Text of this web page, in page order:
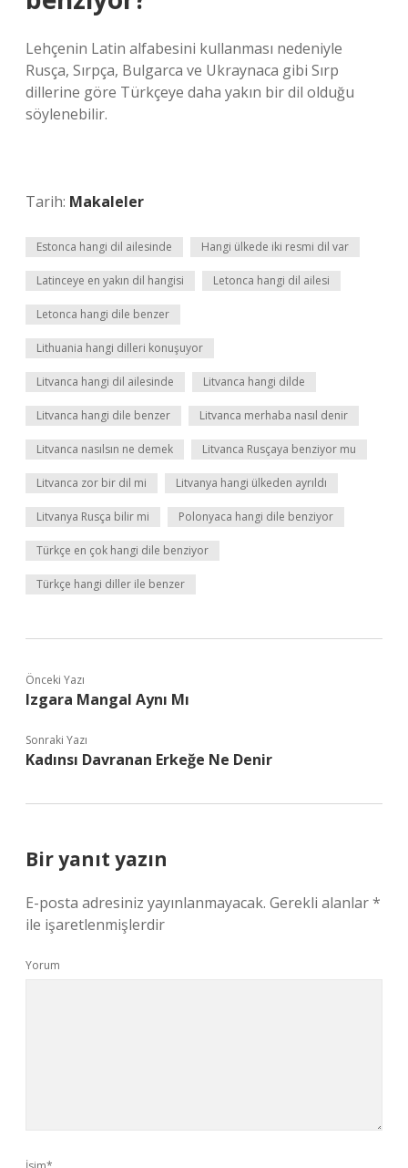
Lehçenin Latin alfabesini kullanması nedeniyle
Rusça, Sırpça, Bulgarca ve Ukraynaca gibi Sırp
dillerine göre Türkçeye daha yakın bir dil olduğu
söylenebilir.
Tarih: Makaleler
Estonca hangi dil ailesinde Hangi ülkede iki resmi dil var
Latinceye en yakın dil hangisi Letonca hangi dil ailesi
Letonca hangi dile benzer
Lithuania hangi dilleri konuşuyor
Litvanca hangi dil ailesinde Litvanca hangi dilde
Litvanca hangi dile benzer Litvanca merhaba nasıl denir
Litvanca nasılsın ne demek Litvanca Rusçaya benziyor mu
Litvanca zor bir dil mi Litvanya hangi ülkeden ayrıldı
Litvanya Rusça bilir mi Polonyaca hangi dile benziyor
Türkçe en çok hangi dile benziyor
Türkçe hangi diller ile benzer
Önceki Yazı
Izgara Mangal Aynı Mı
Sonraki Yazı
Kadınsı Davranan Erkeğe Ne Denir
Bir yanıt yazın
E-posta adresiniz yayınlanmayacak. Gerekli alanlar*
ile işaretlenmişlerdir
Yorum